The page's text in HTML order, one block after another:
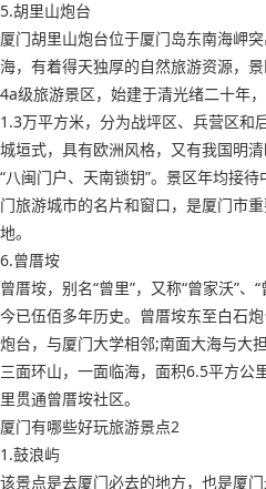
5.胡里山炮台
厦门胡里山炮台位于厦门岛东南海岬
海，有着得天独厚的自然旅游资源，
4a级旅游景区，始建于清光绪二十年
1.3万平方米，分为战坪区、兵营区和
城垣式，具有欧洲风格，又有我国明
“八闽门户、天南锁钥”。景区年均接
门旅游城市的名片和窗口，是厦门市
地。
6.曾厝垵
曾厝垵，别名“曾里”，又称“曾家沃”
今已伍佰多年历史。曾厝垵东至白石
炮台，与厦门大学相邻;南面大海与大
三面环山，一面临海，面积6.5平方公
里贯通曾厝垵社区。
厦门有哪些好玩旅游景点2
1.鼓浪屿
该景点是去厦门必去的地方，也是厦